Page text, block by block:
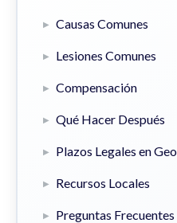
Causas Comunes
Lesiones Comunes
Compensación
Qué Hacer Después
Plazos Legales en
Recursos Locales
Preguntas Frecuentes